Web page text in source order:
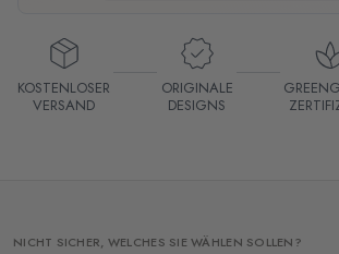
KOSTENLOSER
VERSAND
ORIGINALE
DESIGNS
NICHT SICHER, WELCHES SIE WÄHLEN SOLLEN?